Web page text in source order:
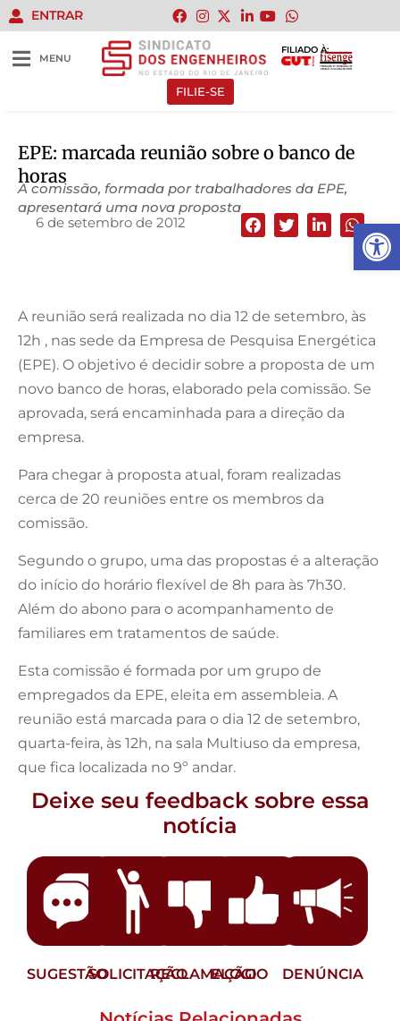
Abrir
ENTRAR
MENU
FILIADO À:
FILIE-SE
EPE: marcada reunião sobre o banco de
horas
A comissão, formada por trabalhadores da EPE,
apresentará uma nova proposta
6 de setembro de 2012
A reunião será realizada no dia 12 de setembro, às
12h , nas sede da Empresa de Pesquisa Energética
(EPE). O objetivo é decidir sobre a proposta de um
novo banco de horas, elaborado pela comissão. Se
aprovada, será encaminhada para a direção da
empresa.
Para chegar à proposta atual, foram realizadas
cerca de 20 reuniões entre os membros da
comissão.
Segundo o grupo, uma das propostas é a alteração
do início do horário flexível de 8h para às 7h30.
Além do abono para o acompanhamento de
familiares em tratamentos de saúde.
Esta comissão é formada por um grupo de
empregados da EPE, eleita em assembleia. A
reunião está marcada para o dia 12 de setembro,
quarta-feira, às 12h, na sala Multiuso da empresa,
que fica localizada no 9º andar.
Deixe seu feedback sobre essa
notícia
SUGESTÃOSOLICITAÇÃORECLAMAÇÃO
ELOGIO DENÚNCIA